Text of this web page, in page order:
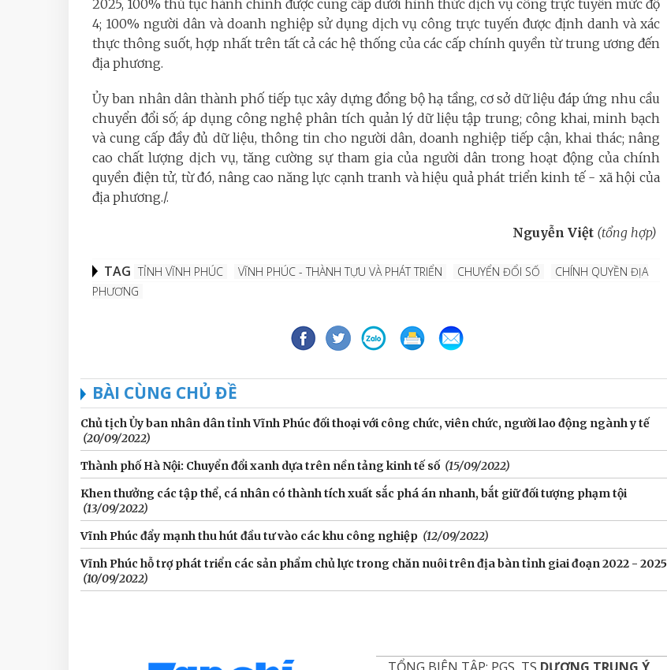
2025, 100% thủ tục hành chính được cung cấp dưới hình thức dịch vụ công trực tuyến mức độ
4; 100% người dân và doanh nghiệp sử dụng dịch vụ công trực tuyến được định danh và xác
thực thông suốt, hợp nhất trên tất cả các hệ thống của các cấp chính quyền từ trung ương đến
địa phương.
Ủy ban nhân dân thành phố tiếp tục xây dựng đồng bộ hạ tầng, cơ sở dữ liệu đáp ứng nhu cầu
chuyển đổi số; áp dụng công nghệ phân tích quản lý dữ liệu tập trung; công khai, minh bạch
và cung cấp đầy đủ dữ liệu, thông tin cho người dân, doanh nghiệp tiếp cận, khai thác; nâng
cao chất lượng dịch vụ, tăng cường sự tham gia của người dân trong hoạt động của chính
quyền điện tử, từ đó, nâng cao năng lực cạnh tranh và hiệu quả phát triển kinh tế - xã hội của
địa phương./.
Nguyễn Việt (tổng hợp)
TAG TỈNH VĨNH PHÚC VĨNH PHÚC - THÀNH TỰU VÀ PHÁT TRIỂN CHUYỂN ĐỔI SỐ
CHÍNH QUYỀN ĐỊA
PHƯƠNG
BÀI CÙNG CHỦ ĐỀ
Chủ tịch Ủy ban nhân dân tỉnh Vĩnh Phúc đối thoại với công chức, viên chức, người lao động ngành y tế
(20/09/2022)
Thành phố Hà Nội: Chuyển đổi xanh dựa trên nền tảng kinh tế số (15/09/2022)
Khen thưởng các tập thể, cá nhân có thành tích xuất sắc phá án nhanh, bắt giữ đối tượng phạm tội
(13/09/2022)
Vĩnh Phúc đẩy mạnh thu hút đầu tư vào các khu công nghiệp (12/09/2022)
Vĩnh Phúc hỗ trợ phát triển các sản phẩm chủ lực trong chăn nuôi trên địa bàn tỉnh giai đoạn 2022 - 2025
(10/09/2022)